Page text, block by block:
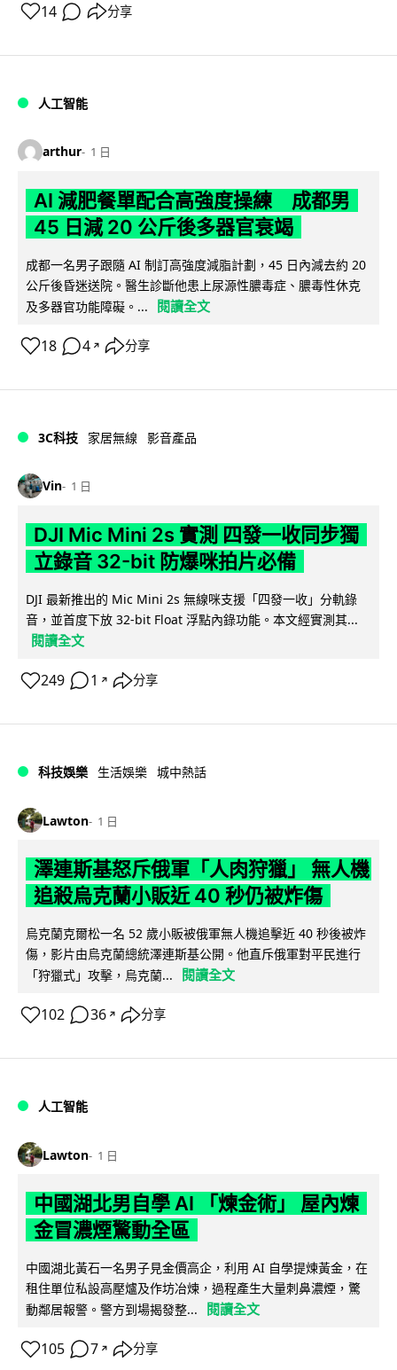
14 分享
人工智能
arthur 1 日
AI 減肥餐單配合高強度操練 成都男
45 日減 20 公斤後多器官衰竭
成都一名男子跟隨 AI 制訂高強度減脂計劃，45 日內減去約 20
公斤後昏迷送院。醫生診斷他患上尿源性膿毒症、膿毒性休克
及多器官功能障礙。...
閱讀全文
18 4 ↗ 分享
3C科技 家居無線 影音產品
Vin 1 日
DJI Mic Mini 2s 實測 四發一收同步獨
立錄音 32-bit 防爆咪拍片必備
DJI 最新推出的 Mic Mini 2s 無線咪支援「四發一收」分軌錄
音，並首度下放 32-bit Float 浮點內錄功能。本文經實測其...
閱讀全文
249 1 ↗ 分享
科技娛樂 生活娛樂 城中熱話
Lawton 1 日
澤連斯基怒斥俄軍「人肉狩獵」 無人機
追殺烏克蘭小販近 40 秒仍被炸傷
烏克蘭克爾松一名 52 歲小販被俄軍無人機追擊近 40 秒後被炸
傷，影片由烏克蘭總統澤連斯基公開。他直斥俄軍對平民進行
「狩獵式」攻擊，烏克蘭...
閱讀全文
102 36 ↗ 分享
人工智能
Lawton 1 日
中國湖北男自學 AI 「煉金術」 屋內煉
金冒濃煙驚動全區
中國湖北黃石一名男子見金價高企，利用 AI 自學提煉黃金，在
租住單位私設高壓爐及作坊冶煉，過程產生大量刺鼻濃煙，驚
動鄰居報警。警方到場揭發整...
閱讀全文
105 7 ↗ 分享